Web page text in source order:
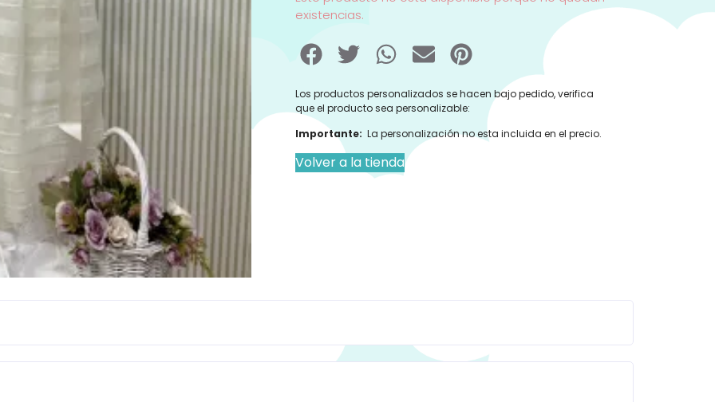
existencias.
Los productos personalizados se hacen bajo pedido, verifica
que el producto sea personalizable:
Importante: La personalización no esta incluida en el precio.
Volver a la tienda